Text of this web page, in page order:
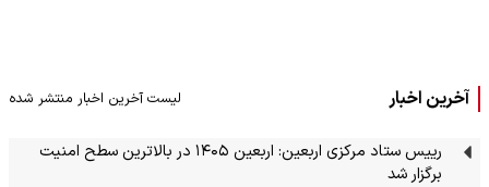
آخرین اخبار لیست آخرین اخبار منتشر شده
رییس ستاد مرکزی اربعین: اربعین ۱۴۰۵ در بالاترین سطح امنیت
برگزار شد